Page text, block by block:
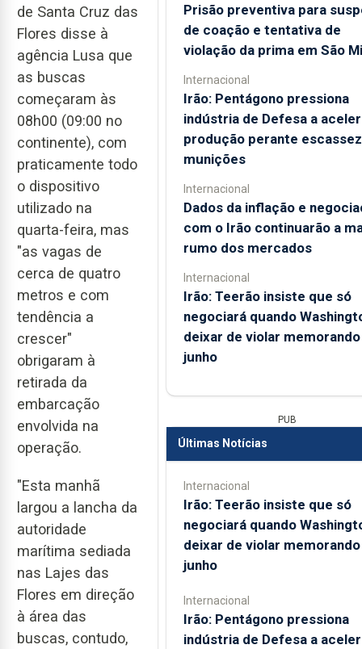
de Santa Cruz das
Flores disse à
agência Lusa que
as buscas
começaram às
08h00 (09:00 no
continente), com
praticamente todo
o dispositivo
utilizado na
quarta-feira, mas
"as vagas de
cerca de quatro
metros e com
tendência a
crescer"
obrigaram à
retirada da
embarcação
envolvida na
operação.
"Esta manhã
largou a lancha da
autoridade
marítima sediada
nas Lajes das
Flores em direção
à área das
buscas, contudo,
Prisão preventiva para
de coação e tentativa de
violação da prima em São
Internacional
Irão: Pentágono pressiona
indústria de Defesa a
produção perante
munições
Internacional
Dados da inflação e
com o Irão continuarão a
rumo dos mercados
Internacional
Irão: Teerão insiste que só
negociará quando
deixar de violar
junho
PUB
Últimas Notícias
Internacional
Irão: Teerão insiste que só
negociará quando
deixar de violar
junho
Internacional
Irão: Pentágono pressiona
indústria de Defesa a